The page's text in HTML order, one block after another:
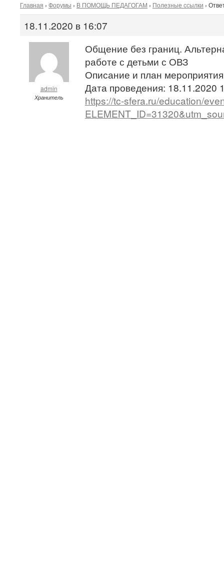
Главная › Форумы › В ПОМОЩЬ ПЕДАГОГАМ › Полезные ссылки ›
18.11.2020 в 16:07
admin
Хранитель
Общение без границ.
работе с детьми с ОВЗ
Описание и план мероприятия
Дата проведения: 18.11.2020
https://tc-sfera.ru/education/